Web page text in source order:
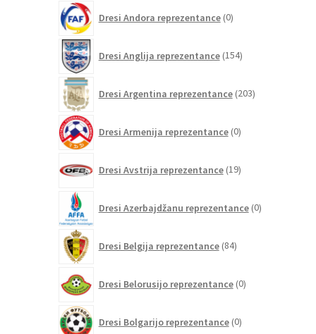
Dresi Andora reprezentance 0izdelkov
Dresi Anglija reprezentance 154izdelkov
Dresi Argentina reprezentance 203izdelki
Dresi Armenija reprezentance 0izdelkov
Dresi Avstrija reprezentance 19izdelkov
Dresi Azerbajdžanu reprezentance 0izdelkov
Dresi Belgija reprezentance 84izdelkov
Dresi Belorusijo reprezentance 0izdelkov
Dresi Bolgarijo reprezentance 0izdelkov